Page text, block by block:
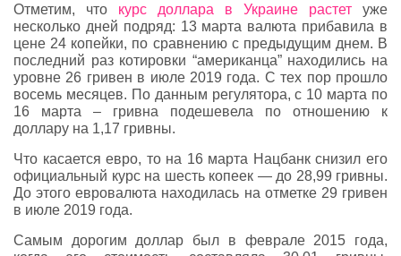
Отметим, что курс доллара в Украине растет уже
несколько дней подряд: 13 марта валюта прибавила в
цене 24 копейки, по сравнению с предыдущим днем. В
последний раз котировки “американца” находились на
уровне 26 гривен в июле 2019 года. С тех пор прошло
восемь месяцев. По данным регулятора, с 10 марта по
16 марта – гривна подешевела по отношению к
доллару на 1,17 гривны.
Что касается евро, то на 16 марта Нацбанк снизил его
официальный курс на шесть копеек — до 28,99 гривны.
До этого евровалюта находилась на отметке 29 гривен
в июле 2019 года.
Самым дорогим доллар был в феврале 2015 года,